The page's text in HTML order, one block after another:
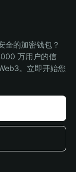
全的加密钱包？
万用户的信
。立即开始您